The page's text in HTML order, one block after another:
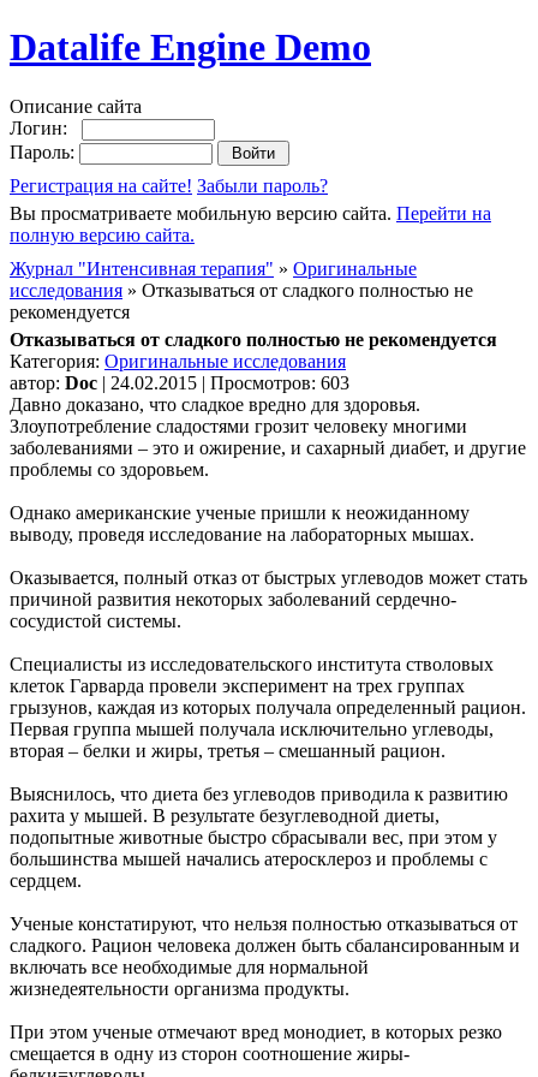
Datalife Engine Demo
Описание сайта
Логин:
Пароль:
Регистрация на сайте! Забыли пароль?
Вы просматриваете мобильную версию сайта. Перейти на
полную версию сайта.
Журнал "Интенсивная терапия" » Оригинальные
исследования » Отказываться от сладкого полностью не
рекомендуется
Отказываться от сладкого полностью не рекомендуется
Категория: Оригинальные исследования
автор: Doc | 24.02.2015 | Просмотров: 603
Давно доказано, что сладкое вредно для здоровья.
Злоупотребление сладостями грозит человеку многими
заболеваниями – это и ожирение, и сахарный диабет, и другие
проблемы со здоровьем.
Однако американские ученые пришли к неожиданному
выводу, проведя исследование на лабораторных мышах.
Оказывается, полный отказ от быстрых углеводов может стать
причиной развития некоторых заболеваний сердечно-
сосудистой системы.
Специалисты из исследовательского института стволовых
клеток Гарварда провели эксперимент на трех группах
грызунов, каждая из которых получала определенный рацион.
Первая группа мышей получала исключительно углеводы,
вторая – белки и жиры, третья – смешанный рацион.
Выяснилось, что диета без углеводов приводила к развитию
рахита у мышей. В результате безуглеводной диеты,
подопытные животные быстро сбрасывали вес, при этом у
большинства мышей начались атеросклероз и проблемы с
сердцем.
Ученые констатируют, что нельзя полностью отказываться от
сладкого. Рацион человека должен быть сбалансированным и
включать все необходимые для нормальной
жизнедеятельности организма продукты.
При этом ученые отмечают вред монодиет, в которых резко
смещается в одну из сторон соотношение жиры-